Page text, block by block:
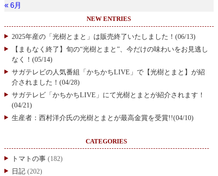
« 6月
NEW ENTRIES
2025年産の「光樹とまと」は販売終了いたしました！(06/13)
【まもなく終了】旬の“光樹とまと”、今だけの味わいをお見逃し
なく！(05/14)
サガテレビの人気番組「かちかちLIVE」で【光樹とまと】が紹
介されました！(04/28)
サガテレビ「かちかちLIVE」にて光樹とまとが紹介されます！
(04/21)
生産者：西村洋介氏の光樹とまとが最高金賞を受賞!!(04/10)
CATEGORIES
トマトの事(182)
日記(202)